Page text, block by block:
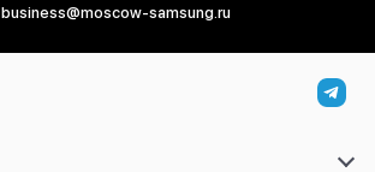
business@moscow-samsung.ru